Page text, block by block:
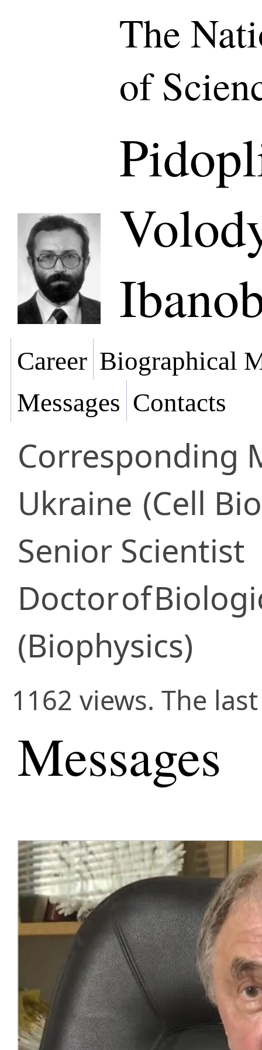
The
of
Career Biographical
Messages Contacts
Corresponding
Ukraine (Cell
Senior Scientist
Doctorof
(Biophysics)
1162 views. The
Messages